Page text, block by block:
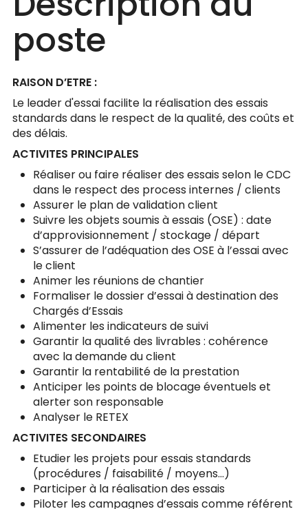
poste
RAISON D’ETRE :
Le leader d'essai facilite la réalisation des essais
standards dans le respect de la qualité, des coûts et
des délais.
ACTIVITES PRINCIPALES
Réaliser ou faire réaliser des essais selon le CDC
dans le respect des process internes / clients
Assurer le plan de validation client
Suivre les objets soumis à essais (OSE) : date
d’approvisionnement / stockage / départ
S’assurer de l’adéquation des OSE à l’essai avec
le client
Animer les réunions de chantier
Formaliser le dossier d’essai à destination des
Chargés d’Essais
Alimenter les indicateurs de suivi
Garantir la qualité des livrables : cohérence
avec la demande du client
Garantir la rentabilité de la prestation
Anticiper les points de blocage éventuels et
alerter son responsable
Analyser le RETEX
ACTIVITES SECONDAIRES
Etudier les projets pour essais standards
(procédures / faisabilité / moyens…)
Participer à la réalisation des essais
Piloter les campagnes d’essais comme référent